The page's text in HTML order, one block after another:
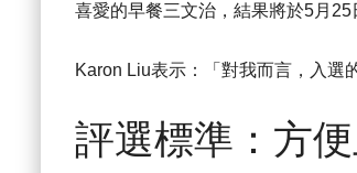
喜愛的早餐三文治，結果將於5月25
Karon Liu表示：「對我而言，入選
評選標準：方